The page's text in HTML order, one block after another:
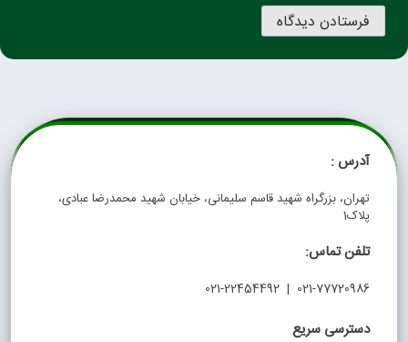
آدرس :
تهران، بزرگراه شهید قاسم سلیمانی، خیابان شهید محمدرضا عبادی،
پلاک1
تلفن تماس:
021-77720986 | 021-22454492
دسترسی سریع